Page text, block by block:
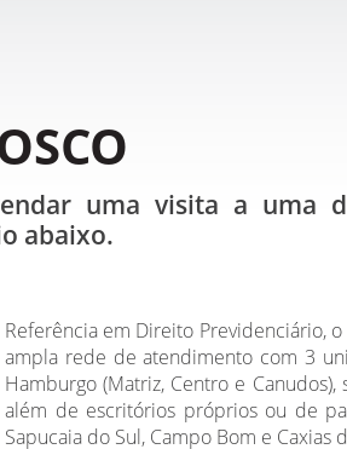
uma visita a uma
abaixo.
Referência em Direito Previdenciário,
ampla rede de atendimento com 3
Hamburgo (Matriz, Centro e Canudos),
além de escritórios próprios ou de
Sapucaia do Sul, Campo Bom e Caxias